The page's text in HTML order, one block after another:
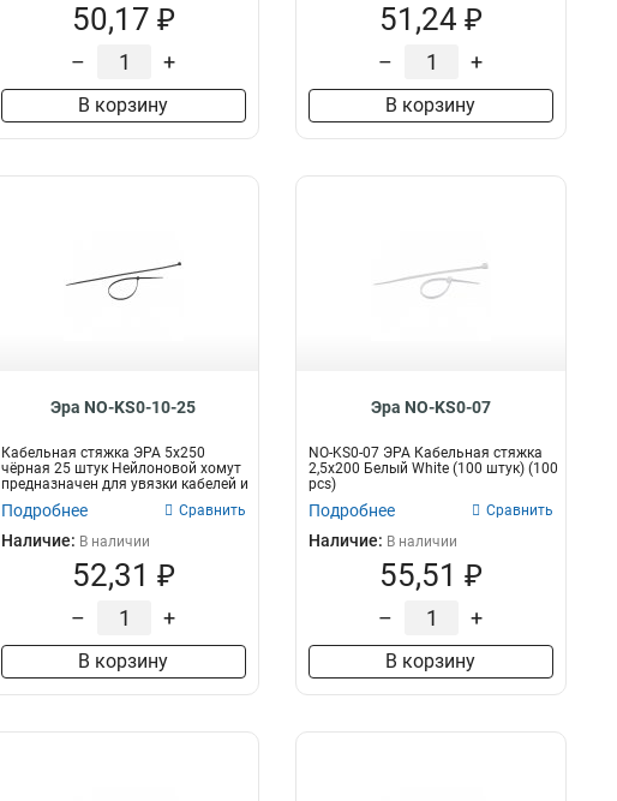
50,17 ₽
– +
В корзину
51,24 ₽
– +
В корзину
Эра NO-KS0-10-25
Кабельная стяжка ЭРА 5x250
чёрная 25 штук Нейлоновой хомут
предназначен для увязки кабелей и
Подробнее Сравнить
Наличие: В наличии
52,31 ₽
– +
В корзину
Эра NO-KS0-07
NO-KS0-07 ЭРА Кабельная стяжка
2,5х200 Белый White (100 штук) (100
pcs)
Подробнее Сравнить
Наличие: В наличии
55,51 ₽
– +
В корзину